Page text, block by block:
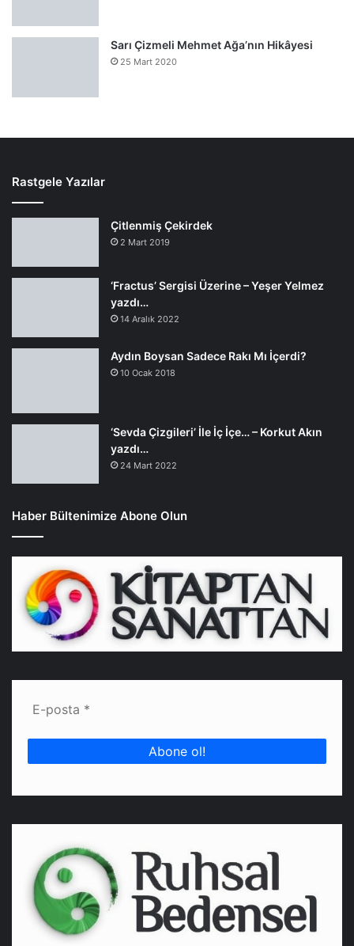
Sarı Çizmeli Mehmet Ağa’nın Hikâyesi
25 Mart 2020
Rastgele Yazılar
Çitlenmiş Çekirdek
2 Mart 2019
‘Fractus’ Sergisi Üzerine – Yeşer Yelmez
yazdı…
14 Aralık 2022
10 Ocak 2018
24 Mart 2022